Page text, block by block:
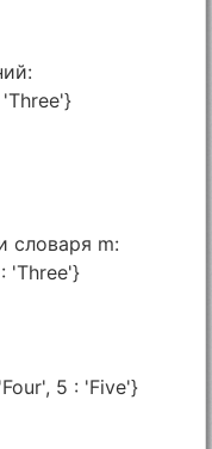
словаря m:
'Three'}
5 : 'Five'}